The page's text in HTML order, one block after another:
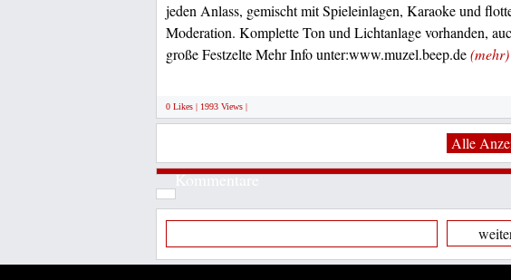
jeden Anlass, gemischt mit Spieleinlagen, Karaoke und
Moderation. Komplette Ton und Lichtanlage vorhanden,
große Festzelte Mehr Info unter:www.muzel.beep.de(mehr)
0 Likes | 1993 Views |
Alle
Kommentare